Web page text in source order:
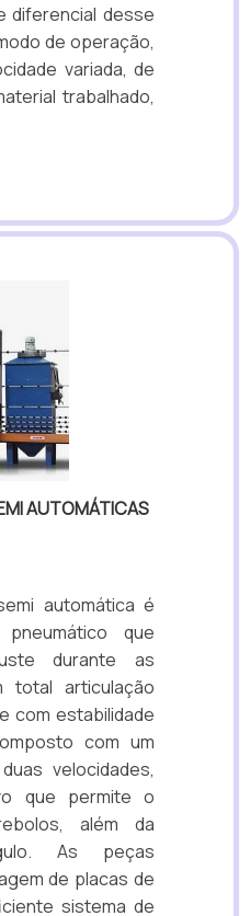
diferencial desse
de operação,
variada, de
trabalhado,
AUTOMÁTICAS
automática é
que
durante as
total articulação
com estabilidade
com um
velocidades,
que permite o
além da
As peças
de placas de
sistema de